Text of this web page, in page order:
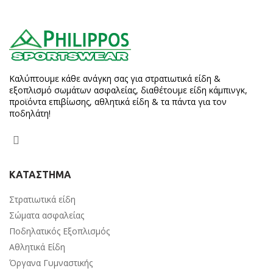
Καλύπτουμε κάθε ανάγκη σας για στρατιωτικά είδη &
εξοπλισμό σωμάτων ασφαλείας, διαθέτουμε είδη κάμπινγκ,
προϊόντα επιβίωσης, αθλητικά είδη & τα πάντα για τον
ποδηλάτη!
ΚΑΤΑΣΤΗΜΑ
Στρατιωτικά είδη
Σώματα ασφαλείας
Ποδηλατικός Εξοπλισμός
Αθλητικά Είδη
Όργανα Γυμναστικής